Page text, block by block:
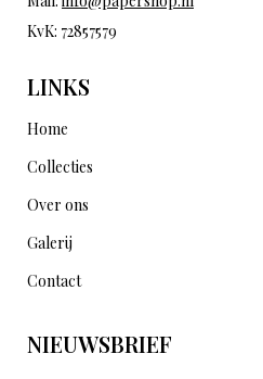
KvK: 72857579
LINKS
Home
Collecties
Over ons
Galerij
Contact
NIEUWSBRIEF